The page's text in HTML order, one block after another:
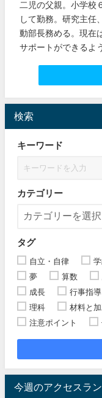
二児の父親。小学校
して勤務。研究主任
動部長務める。現在
サポートができるよ
検索
キーワード
カテゴリー
タグ
自立・自律
夢
算数
成長
行事指導
理科
材料と加
注意ポイント
今週のアクセスラ